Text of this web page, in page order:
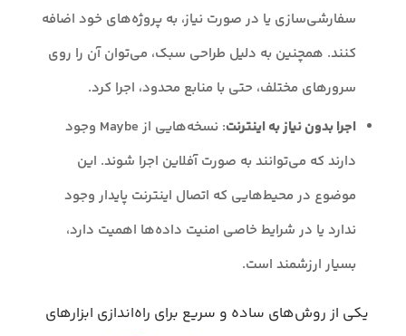
سفارشی‌سازی یا در صورت نیاز، به پروژه‌های خود اضافه
کنند. همچنین به دلیل طراحی سبک، می‌توان آن را روی
سرورهای مختلف، حتی با منابع محدود، اجرا کرد.
اجرا بدون نیاز به اینترنت
: نسخه‌هایی از Maybe وجود
دارند که می‌توانند به صورت آفلاین اجرا شوند. این
موضوع در محیط‌هایی که اتصال اینترنت پایدار وجود
ندارد یا در شرایط خاصی امنیت داده‌ها اهمیت دارد،
بسیار ارزشمند است.
یکی از روش‌های ساده و سریع برای راه‌اندازی ابزارهای